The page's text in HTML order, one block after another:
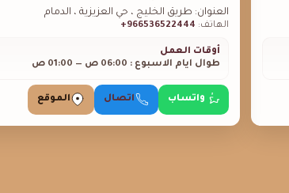
العنوان: طريق الخليج ، حي العزيزية ، الدمام
الهاتف: 966536522444+
أوقات العمل
طوال ايام الاسبوع : 06:00 ص — 01:00 ص
واتساب اتصال الموقع